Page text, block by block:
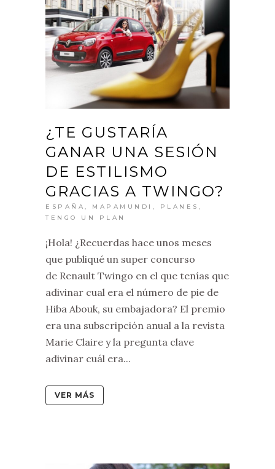
¿TE GUSTARÍA
GANAR UNA SESIÓN
DE ESTILISMO
GRACIAS A TWINGO?
ESPAÑA , MAPAMUNDI , PLANES ,
TENGO UN PLAN
¡Hola! ¿Recuerdas hace unos meses
que publiqué un super concurso
de Renault Twingo en el que tenías que
adivinar cual era el número de pie de
Hiba Abouk, su embajadora? El premio
era una subscripción anual a la revista
Marie Claire y la pregunta clave
adivinar cuál era...
VER MÁS